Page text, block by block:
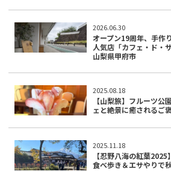
2026.06.30
オープン19周年、手作
人気店「カフェ・ド・
山梨県甲府市
2025.08.18
【山梨旅】フルーツ
ェと絶景に癒されるご
2025.11.18
【忍野八海の紅葉
食べ歩き＆エサやりで